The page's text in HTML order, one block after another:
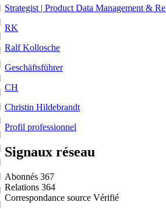
Strategist | Product Data Management &
RK
Ralf Kollosche
Geschäftsführer
CH
Christin Hildebrandt
Profil professionnel
Signaux réseau
Abonnés 367
Relations 364
Correspondance source Vérifié